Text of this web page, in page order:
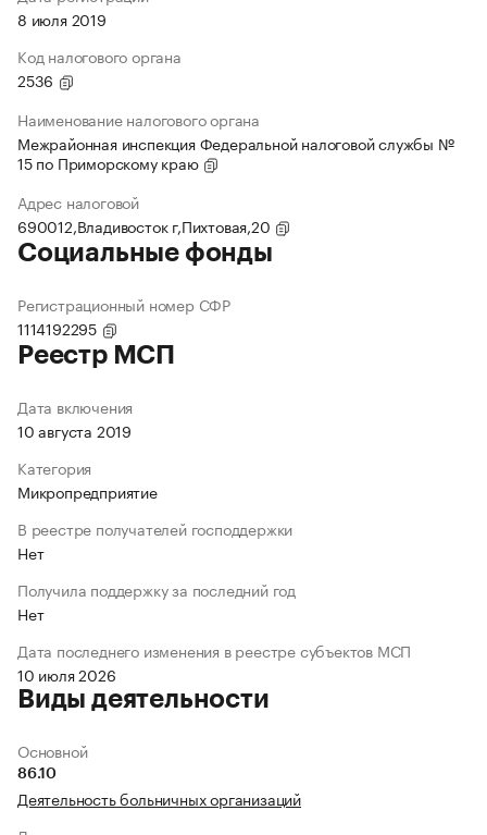
8 июля 2019
Код налогового органа
2536
Наименование налогового органа
Межрайонная инспекция Федеральной налоговой службы №
15 по Приморскому краю
Адрес налоговой
690012,Владивосток г,Пихтовая,20
Социальные фонды
Регистрационный номер СФР
1114192295
Реестр МСП
Дата включения
10 августа 2019
Категория
Микропредприятие
В реестре получателей господдержки
Нет
Получила поддержку за последний год
Нет
Дата последнего изменения в реестре субъектов МСП
10 июля 2026
Виды деятельности
Основной
86.10
Деятельность больничных организаций